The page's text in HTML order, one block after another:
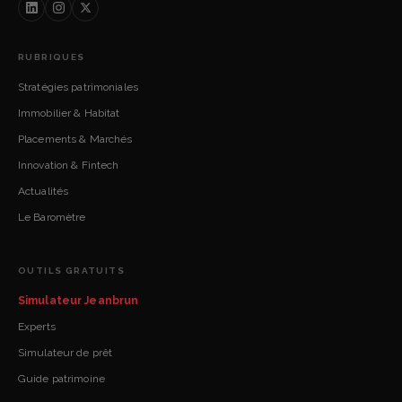
RUBRIQUES
Stratégies patrimoniales
Immobilier & Habitat
Placements & Marchés
Innovation & Fintech
Actualités
Le Baromètre
OUTILS GRATUITS
Simulateur Jeanbrun
Experts
Simulateur de prêt
Guide patrimoine